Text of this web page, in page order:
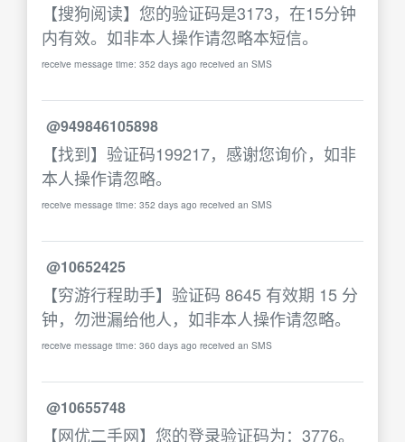
【搜狗阅读】您的验证码是3173，在15分钟
内有效。如非本人操作请忽略本短信。
receive message time: 352 days ago received an SMS
@949846105898
【找到】验证码199217，感谢您询价，如非
本人操作请忽略。
receive message time: 352 days ago received an SMS
@10652425
【穷游行程助手】验证码 8645 有效期 15 分
钟，勿泄漏给他人，如非本人操作请忽略。
receive message time: 360 days ago received an SMS
@10655748
【网优二手网】您的登录验证码为：3776。